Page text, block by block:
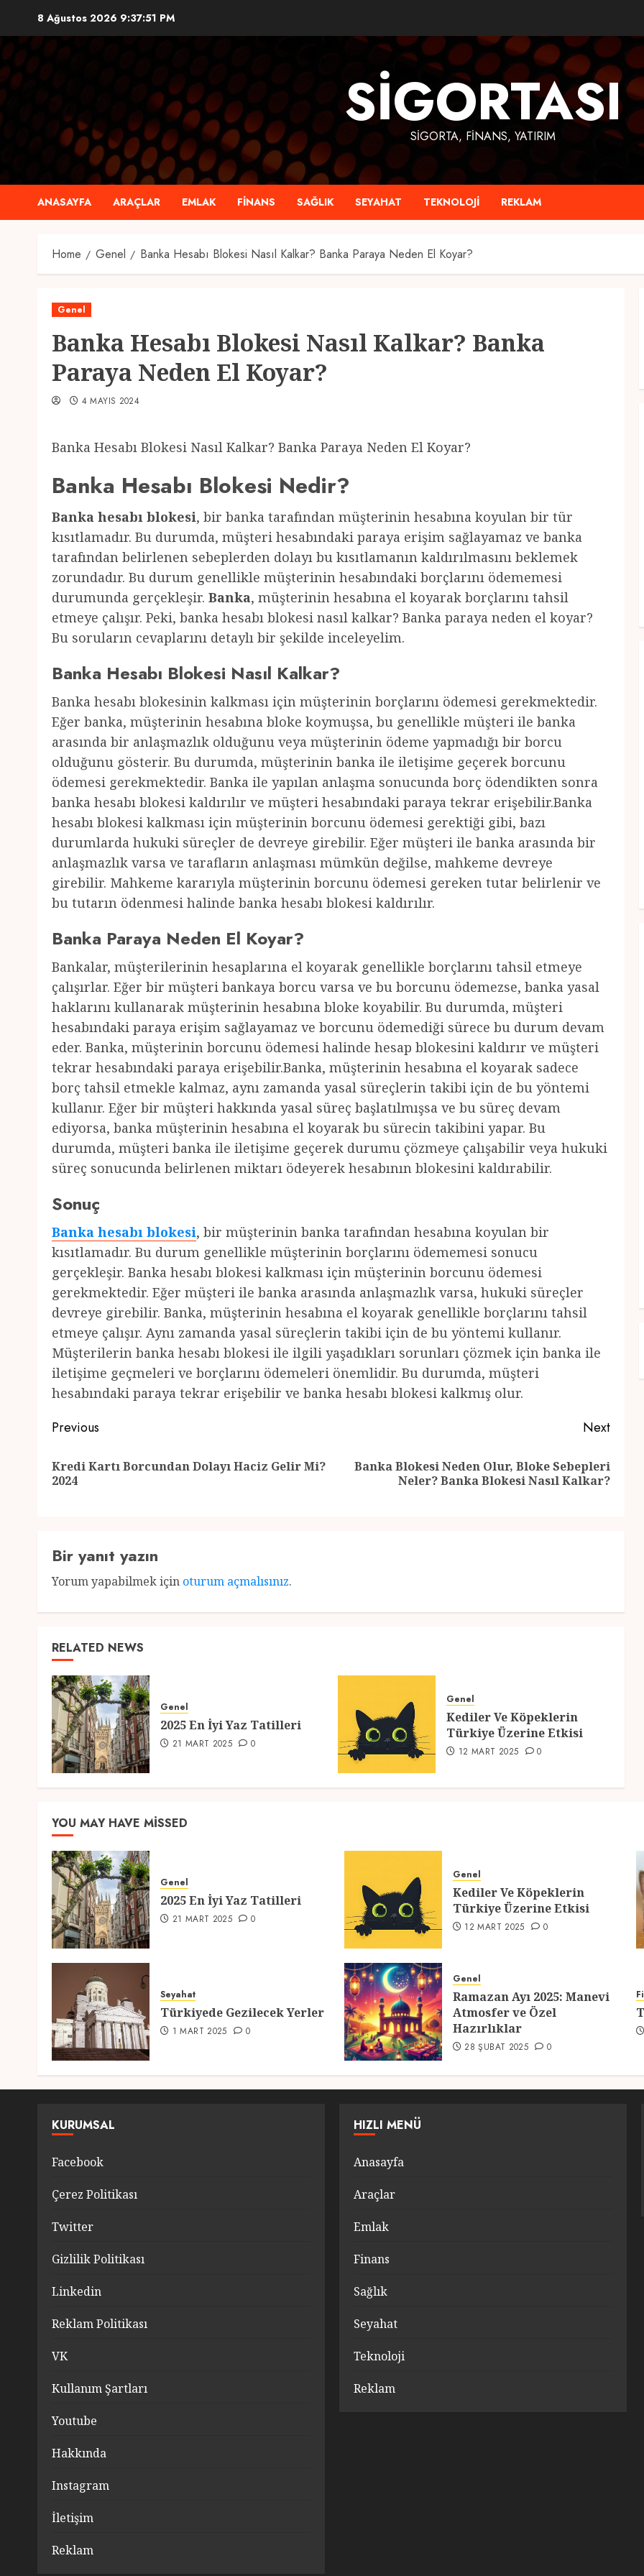
content
8 Ağustos 2026 9:37:52 PM
SIGORTASI
SIGORTA, FINANS, YATIRIM
ANASAYFA ARAÇLAR EMLAK FINANS SAĞLIK SEYAHAT TEKNOLOJI REKLAM
Home Genel Banka Hesabı Blokesi Nasıl Kalkar? Banka Paraya Neden El Koyar?
Genel
Banka Hesabı Blokesi Nasıl Kalkar? Banka
Paraya Neden El Koyar?
4 MAYIS 2024
Banka Hesabı Blokesi Nasıl Kalkar? Banka Paraya Neden El Koyar?
Banka Hesabı Blokesi Nedir?
Banka hesabı blokesi, bir banka tarafından müşterinin hesabına koyulan bir tür
kısıtlamadır. Bu durumda, müşteri hesabındaki paraya erişim sağlayamaz ve banka
tarafından belirlenen sebeplerden dolayı bu kısıtlamanın kaldırılmasını beklemek
zorundadır. Bu durum genellikle müşterinin hesabındaki borçlarını ödememesi
durumunda gerçekleşir. Banka, müşterinin hesabına el koyarak borçlarını tahsil
etmeye çalışır. Peki, banka hesabı blokesi nasıl kalkar? Banka paraya neden el koyar?
Bu soruların cevaplarını detaylı bir şekilde inceleyelim.
Banka Hesabı Blokesi Nasıl Kalkar?
Banka hesabı blokesinin kalkması için müşterinin borçlarını ödemesi gerekmektedir.
Eğer banka, müşterinin hesabına bloke koymuşsa, bu genellikle müşteri ile banka
arasında bir anlaşmazlık olduğunu veya müşterinin ödeme yapmadığı bir borcu
olduğunu gösterir. Bu durumda, müşterinin banka ile iletişime geçerek borcunu
ödemesi gerekmektedir. Banka ile yapılan anlaşma sonucunda borç ödendikten sonra
banka hesabı blokesi kaldırılır ve müşteri hesabındaki paraya tekrar erişebilir.Banka
hesabı blokesi kalkması için müşterinin borcunu ödemesi gerektiği gibi, bazı
durumlarda hukuki süreçler de devreye girebilir. Eğer müşteri ile banka arasında bir
anlaşmazlık varsa ve tarafların anlaşması mümkün değilse, mahkeme devreye
girebilir. Mahkeme kararıyla müşterinin borcunu ödemesi gereken tutar belirlenir ve
bu tutarın ödenmesi halinde banka hesabı blokesi kaldırılır.
Banka Paraya Neden El Koyar?
Bankalar, müşterilerinin hesaplarına el koyarak genellikle borçlarını tahsil etmeye
çalışırlar. Eğer bir müşteri bankaya borcu varsa ve bu borcunu ödemezse, banka yasal
haklarını kullanarak müşterinin hesabına bloke koyabilir. Bu durumda, müşteri
hesabındaki paraya erişim sağlayamaz ve borcunu ödemediği sürece bu durum devam
eder. Banka, müşterinin borcunu ödemesi halinde hesap blokesini kaldırır ve müşteri
tekrar hesabındaki paraya erişebilir.Banka, müşterinin hesabına el koyarak sadece
borç tahsil etmekle kalmaz, aynı zamanda yasal süreçlerin takibi için de bu yöntemi
kullanır. Eğer bir müşteri hakkında yasal süreç başlatılmışsa ve bu süreç devam
ediyorsa, banka müşterinin hesabına el koyarak bu sürecin takibini yapar. Bu
durumda, müşteri banka ile iletişime geçerek durumu çözmeye çalışabilir veya hukuki
süreç sonucunda belirlenen miktarı ödeyerek hesabının blokesini kaldırabilir.
Sonuç
Banka hesabı blokesi, bir müşterinin banka tarafından hesabına koyulan bir
kısıtlamadır. Bu durum genellikle müşterinin borçlarını ödememesi sonucu
gerçekleşir. Banka hesabı blokesi kalkması için müşterinin borcunu ödemesi
gerekmektedir. Eğer müşteri ile banka arasında anlaşmazlık varsa, hukuki süreçler
devreye girebilir. Banka, müşterinin hesabına el koyarak genellikle borçlarını tahsil
etmeye çalışır. Aynı zamanda yasal süreçlerin takibi için de bu yöntemi kullanır.
Müşterilerin banka hesabı blokesi ile ilgili yaşadıkları sorunları çözmek için banka ile
iletişime geçmeleri ve borçlarını ödemeleri önemlidir. Bu durumda, müşteri
hesabındaki paraya tekrar erişebilir ve banka hesabı blokesi kalkmış olur.
Post
navigation
Previous
Previous
Kredi Kartı Borcundan Dolayı Haciz Gelir Mi?
2024
Next
NextBanka Blokesi Neden Olur, Bloke Sebepleri
Neler? Banka Blokesi Nasıl Kalkar?
Bir yanıt yazın
Yorum yapabilmek için oturum açmalısınız.
RELATED NEWS
Genel
2025 En İyi Yaz Tatilleri
21 MART 2025 0
Genel
Kediler Ve Köpeklerin
Türkiye Üzerine Etkisi
12 MART 2025 0
YOU MAY HAVE MISSED
Genel
2025 En İyi Yaz Tatilleri
21 MART 2025 0
Genel
Kediler Ve Köpeklerin
Türkiye Üzerine Etkisi
12 MART 2025 0
Seyahat
Türkiyede Gezilecek Yerler
1 MART 2025 0
Genel
Ramazan Ayı 2025: Manevi
Atmosfer ve Özel
Hazırlıklar
28 ŞUBAT 2025 0
KURUMSAL
Facebook
Çerez Politikası
Twitter
Gizlilik Politikası
Linkedin
Reklam Politikası
VK
Kullanım Şartları
Youtube
Hakkında
Instagram
İletişim
Reklam
HIZLI MENÜ
Anasayfa
Araçlar
Emlak
Finans
Sağlık
Seyahat
Teknoloji
Reklam